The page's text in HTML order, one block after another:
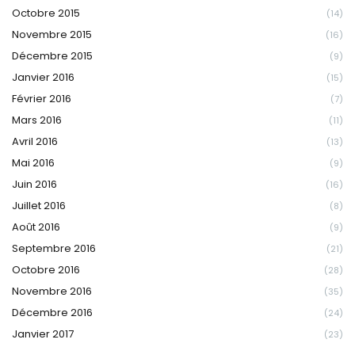
Octobre 2015 (14)
Novembre 2015 (16)
Décembre 2015 (9)
Janvier 2016 (15)
Février 2016 (7)
Mars 2016 (11)
Avril 2016 (13)
Mai 2016 (9)
Juin 2016 (16)
Juillet 2016 (8)
Août 2016 (9)
Septembre 2016 (21)
Octobre 2016 (28)
Novembre 2016 (35)
Décembre 2016 (24)
Janvier 2017 (23)